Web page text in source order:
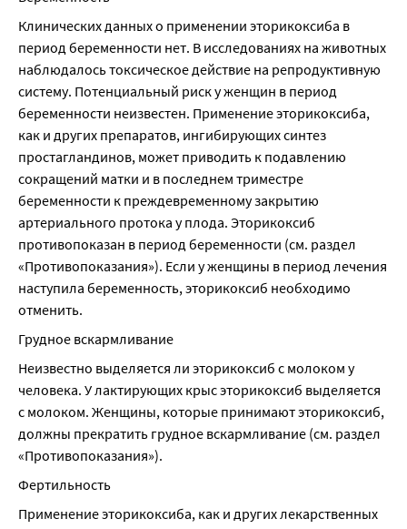
Клинических данных о применении эторикоксиба в
период беременности нет. В исследованиях на животных
наблюдалось токсическое действие на репродуктивную
систему. Потенциальный риск у женщин в период
беременности неизвестен. Применение эторикоксиба,
как и других препаратов, ингибирующих синтез
простагландинов, может приводить к подавлению
сокращений матки и в последнем триместре
беременности к преждевременному закрытию
артериального протока у плода. Эторикоксиб
противопоказан в период беременности (см. раздел
«Противопоказания»). Если у женщины в период лечения
наступила беременность, эторикоксиб необходимо
отменить.
Грудное вскармливание
Неизвестно выделяется ли эторикоксиб с молоком у
человека. У лактирующих крыс эторикоксиб выделяется
с молоком. Женщины, которые принимают эторикоксиб,
должны прекратить грудное вскармливание (см. раздел
«Противопоказания»).
Фертильность
Применение эторикоксиба, как и других лекарственных